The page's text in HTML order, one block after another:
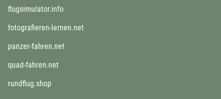
flugsimulator.info
fotografieren-lernen.net
panzer-fahren.net
quad-fahren.net
rundflug.shop